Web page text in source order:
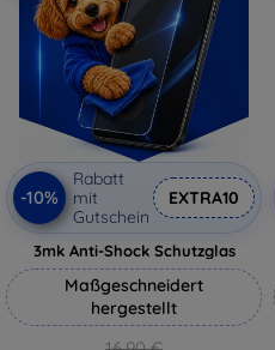
-10%
Rabatt
mit
Gutschein
EXTRA10
3mk Anti-Shock Schutzglas
Maßgeschneidert
hergestellt